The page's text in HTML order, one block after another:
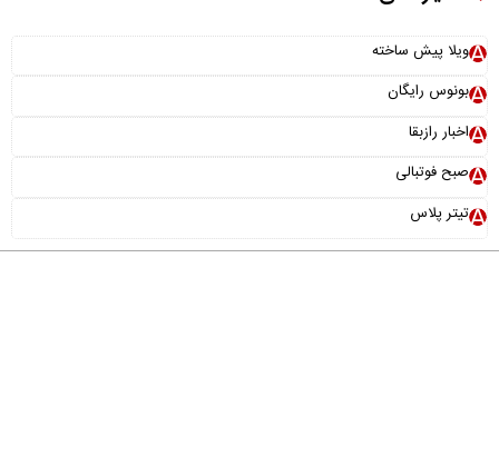
ویلا پیش ساخته
بونوس رایگان
اخبار رازبقا
صبح فوتبالی
تیتر پلاس